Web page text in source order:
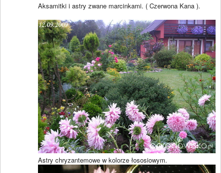
Aksamitki i astry zwane marcinkami. ( Czerwona Kana ).
Astry chryzantemowe w kolorze łososiowym.